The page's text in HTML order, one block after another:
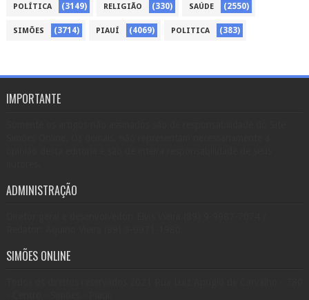
POLÍTICA (3149) RELIGIÃO (330) SAÚDE (2550)
SIMÕES (3714) PIAUÍ (4069) POLITICA (383)
IMPORTANTE
ADMINISTRAÇÃO
SIMÕES ONLINE